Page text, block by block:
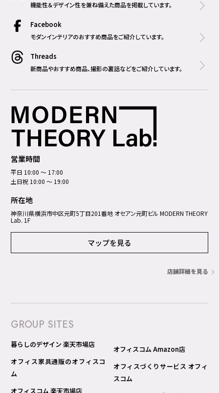
機能性＆デザイン性を兼ね備えた商品を掲載しています。
Facebook
モダンインテリアのおすすめ商品をご紹介しています。
Threads
新商品やおすすめ商品、撮影の裏話などをご紹介しています。
営業時間
平日 10:00 ～ 17:00
土日祝 10:00 ～ 19:00
所在地
神奈川県横浜市中区元町5丁⽬201番地 オセアン元町ビル MODERN THEORY
Lab. 1F
マップを見る
店舗詳細を見る
GROUP SITES
暮らしのデザイン 楽天市場店
オフィス家具通販のオフィスコ
ム
オフィスコム 楽天市場店
オフィスコム Amazon店
オフィスづくりサービス オフィ
スコム